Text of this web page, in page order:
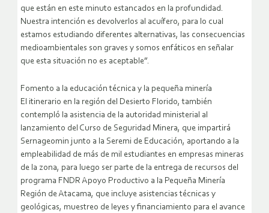
que están en este minuto estancados en la profundidad.
Nuestra intención es devolverlos al acuífero, para lo cual
estamos estudiando diferentes alternativas, las consecuencias
medioambientales son graves y somos enfáticos en señalar
que esta situación no es aceptable”.
Fomento a la educación técnica y la pequeña minería
El itinerario en la región del Desierto Florido, también
contempló la asistencia de la autoridad ministerial al
lanzamiento del Curso de Seguridad Minera, que impartirá
Sernageomin junto a la Seremi de Educación, aportando a la
empleabilidad de más de mil estudiantes en empresas mineras
de la zona, para luego ser parte de la entrega de recursos del
programa FNDR Apoyo Productivo a la Pequeña Minería
Región de Atacama, que incluye asistencias técnicas y
geológicas, muestreo de leyes y financiamiento para el avance